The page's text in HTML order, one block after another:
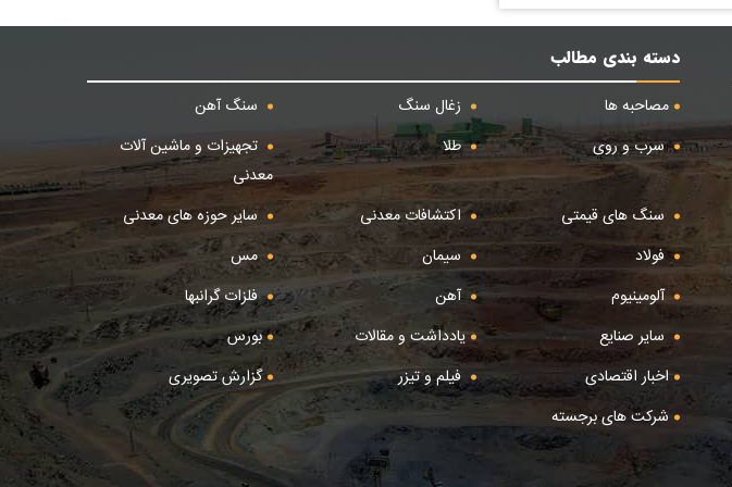
دسته بندی مطالب
مصاحبه ها
زغال سنگ
سنگ آهن
سرب و روی
طلا
تجهیزات و ماشین آلات
معدنی
سنگ های قیمتی
اکتشافات معدنی
سایر حوزه های معدنی
فولاد
سیمان
مس
آلومینیوم
آهن
فلزات گرانبها
سایر صنایع
یادداشت و مقالات
بورس
اخبار اقتصادی
فیلم و تیزر
گزارش تصویری
شرکت های برجسته